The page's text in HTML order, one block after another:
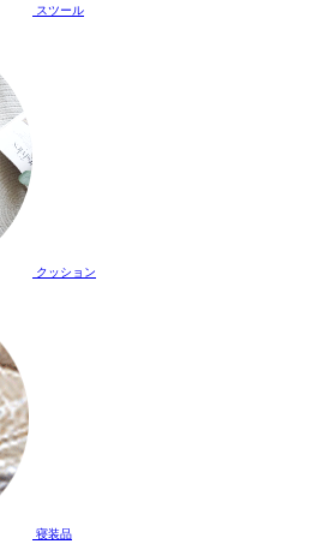
スツール
クッション
寝装品